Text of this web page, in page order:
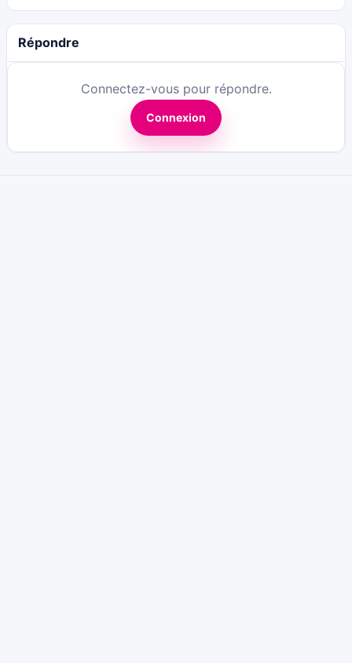
Répondre
Connectez-vous pour répondre.
Connexion